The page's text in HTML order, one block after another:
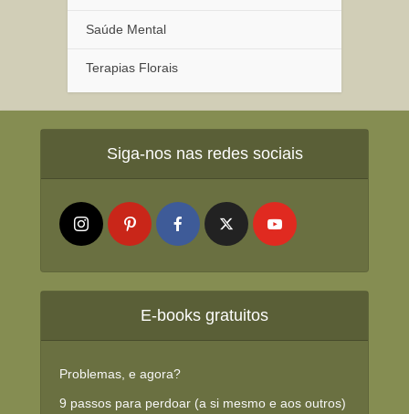
Saúde Mental
Terapias Florais
Siga-nos nas redes sociais
E-books gratuitos
Problemas, e agora?
9 passos para perdoar (a si mesmo e aos outros)